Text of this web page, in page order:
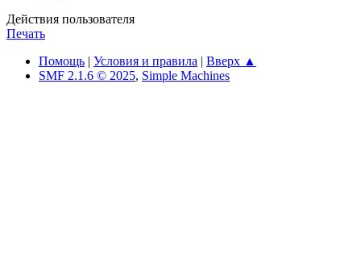
Действия пользователя
Печать
Помощь
Условия и правила
Вверх ▲
SMF 2.1.6 © 2025, Simple Machines